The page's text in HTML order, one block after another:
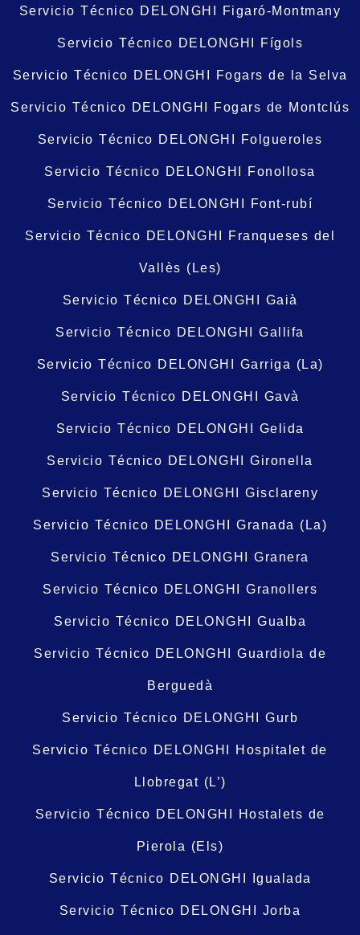
Servicio Técnico DELONGHI Figaró-Montmany
Servicio Técnico DELONGHI Fígols
Servicio Técnico DELONGHI Fogars de la Selva
Servicio Técnico DELONGHI Fogars de Montclús
Servicio Técnico DELONGHI Folgueroles
Servicio Técnico DELONGHI Fonollosa
Servicio Técnico DELONGHI Font-rubí
Servicio Técnico DELONGHI Franqueses del
Vallès (Les)
Servicio Técnico DELONGHI Gaià
Servicio Técnico DELONGHI Gallifa
Servicio Técnico DELONGHI Garriga (La)
Servicio Técnico DELONGHI Gavà
Servicio Técnico DELONGHI Gelida
Servicio Técnico DELONGHI Gironella
Servicio Técnico DELONGHI Gisclareny
Servicio Técnico DELONGHI Granada (La)
Servicio Técnico DELONGHI Granera
Servicio Técnico DELONGHI Granollers
Servicio Técnico DELONGHI Gualba
Servicio Técnico DELONGHI Guardiola de
Berguedà
Servicio Técnico DELONGHI Gurb
Servicio Técnico DELONGHI Hospitalet de
Llobregat (L’)
Servicio Técnico DELONGHI Hostalets de
Pierola (Els)
Servicio Técnico DELONGHI Igualada
Servicio Técnico DELONGHI Jorba